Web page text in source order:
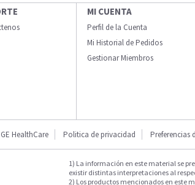
MI CUENTA
Perfil de la Cuenta
Mi Historial de Pedidos
Gestionar Miembros
GE HealthCare Politica de privacidad Preferencias
1) La información en este material se
existir distintas interpretaciones al
2) Los productos mencionados en este